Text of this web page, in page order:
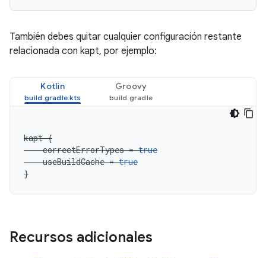
También debes quitar cualquier configuración restante
relacionada con kapt, por ejemplo:
Kotlin Groovy
kapt {
correctErrorTypes = true
useBuildCache = true
}
Recursos adicionales